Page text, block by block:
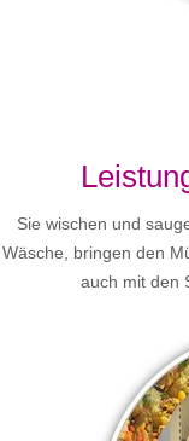
Sie wischen und
Wäsche, bringen den
auch mit den